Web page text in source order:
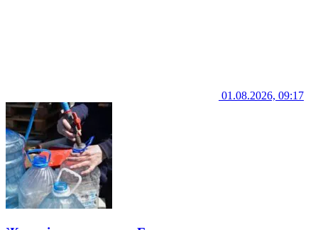
01.08.2026, 09:17